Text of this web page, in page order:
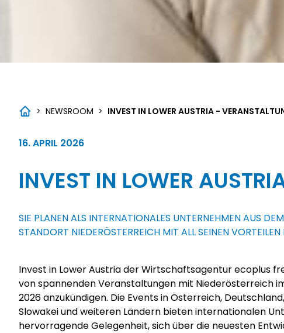
> NEWSROOM > INVEST IN LOWER AUSTRIA -
16. APRIL 2026
INVEST IN LOWER
SIE PLANEN ALS INTERNATIONALES UNTERNEHMEN AUS
STANDORT NIEDERÖSTERREICH MIT ALL SEINEN
Invest in Lower Austria der Wirtschaftsagentur ecoplus
von spannenden Veranstaltungen mit Niederösterreich
2026 anzukündigen. Die Events in Österreich,
Slowakei und weiteren Ländern bieten internationalen
hervorragende Gelegenheit, sich über die neuesten
Investitionsmöglichkeiten in Niederösterreich zu
Kontakte zu knüpfen. Niederösterreich ist als
Bundesland der ideale Startpunkt für Unternehmen,